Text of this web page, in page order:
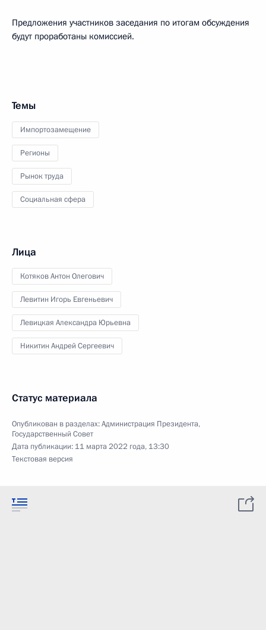
Предложения участников заседания по итогам обсуждения
будут проработаны комиссией.
Темы
Импортозамещение
Регионы
Рынок труда
Социальная сфера
Лица
Котяков Антон Олегович
Левитин Игорь Евгеньевич
Левицкая Александра Юрьевна
Никитин Андрей Сергеевич
Статус материала
Опубликован в разделах:Администрация Президента,
Государственный Совет
Дата публикации: 11 марта 2022 года, 13:30
Текстовая версия